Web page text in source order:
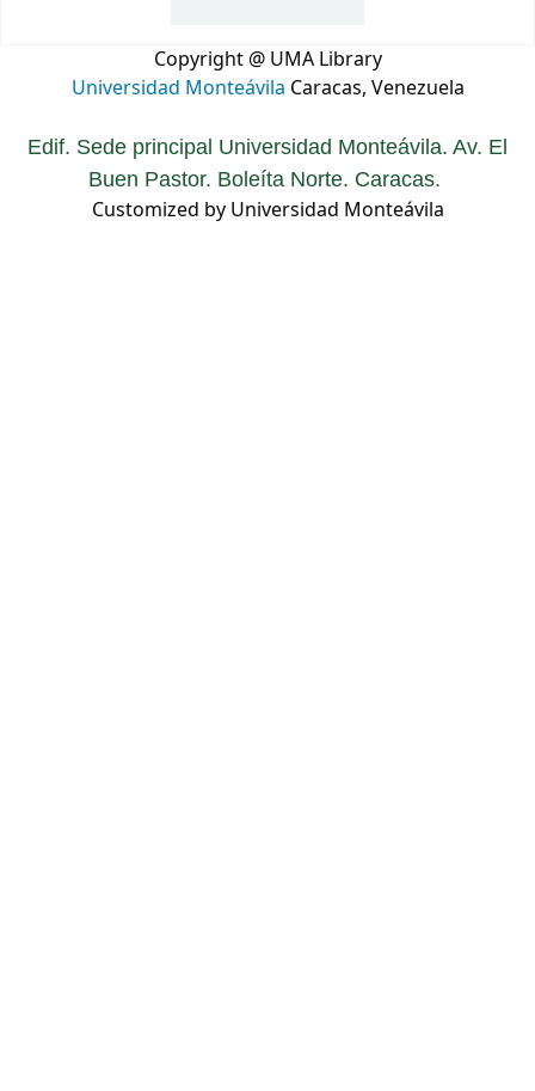
Copyright @ UMA Library
Universidad Monteávila Caracas, Venezuela
Edif. Sede principal Universidad Monteávila. Av. El
Buen Pastor. Boleíta Norte. Caracas.
Customized by Universidad Monteávila